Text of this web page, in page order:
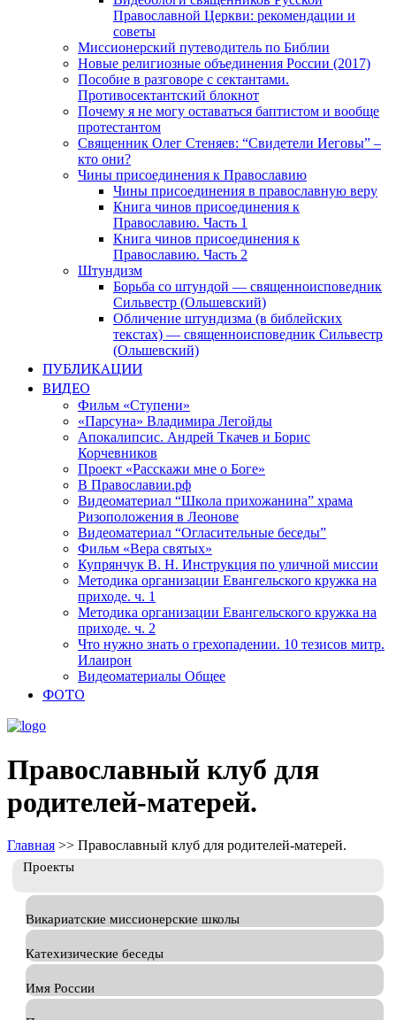
Православной Церкви: рекомендации и
советы
Миссионерский путеводитель по Библии
Новые религиозные объединения России (2017)
Пособие в разговоре с сектантами.
Противосектантский блокнот
Почему я не могу оставаться баптистом и вообще
протестантом
Священник Олег Стеняев: “Свидетели Иеговы” –
кто они?
Чины присоединения к Православию
Чины присоединения в православную веру
Книга чинов присоединения к
Православию. Часть 1
Книга чинов присоединения к
Православию. Часть 2
Штундизм
Борьба со штундой — священноисповедник
Сильвестр (Ольшевский)
Обличение штундизма (в библейских
текстах) — священноисповедник Сильвестр
(Ольшевский)
ПУБЛИКАЦИИ
ВИДЕО
Фильм «Ступени»
«Парсуна» Владимира Легойды
Апокалипсис. Андрей Ткачев и Борис
Корчевников
Проект «Расскажи мне о Боге»
В Православии.рф
Видеоматериал “Школа прихожанина” храма
Ризоположения в Леонове
Видеоматериал “Огласительные беседы”
Фильм «Вера святых»
Купрянчук В. Н. Инструкция по уличной миссии
Методика организации Евангельского кружка на
приходе. ч. 1
Методика организации Евангельского кружка на
приходе. ч. 2
Что нужно знать о грехопадении. 10 тезисов митр.
Илаирон
Видеоматериалы Общее
ФОТО
Православный клуб для
родителей-матерей.
Главная >> Православный клуб для родителей-матерей.
Проекты
Викариатские миссионерские школы
Катехизические беседы
Имя России